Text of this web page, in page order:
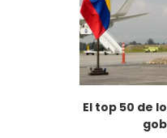
El top 50 de